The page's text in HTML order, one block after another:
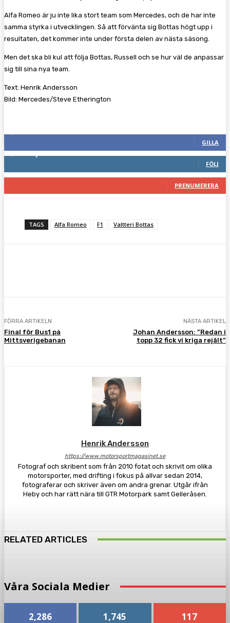
Alfa Romeo är ju inte lika stort team som Mercedes, och de har inte
samma styrka i utvecklingen. Så att förvänta sig Bottas högt upp i
resultaten, det kommer inte under första delen av nästa säsong.
Men det ska bli kul att följa Bottas, Russell och se hur väl de anpassar
sig till sina nya team.
Text: Henrik Andersson
Bild: Mercedes/Steve Etherington
GILLA
FÖLJ
PRENUMERERA
TAGS Alfa Romeo F1 Valtteri Bottas
FÖRRA ARTIKELN
Final för Bus1 på
Mittsverigebanan
NÄSTA ARTIKEL
Johan Andersson: ”Redan i
topp 32 fick vi kriga rejält”
Henrik Andersson
https://www.motorsportmagasinet.se
Fotograf och skribent som från 2010 fotat och skrivit om olika
motorsporter, med drifting i fokus på allvar sedan 2014,
fotograferar och skriver även om andra grenar. Utgår ifrån
Heby och har rätt nära till GTR Motorpark samt Gelleråsen.
RELATED ARTICLES
Våra Sociala Medier
2,286 1,745 117